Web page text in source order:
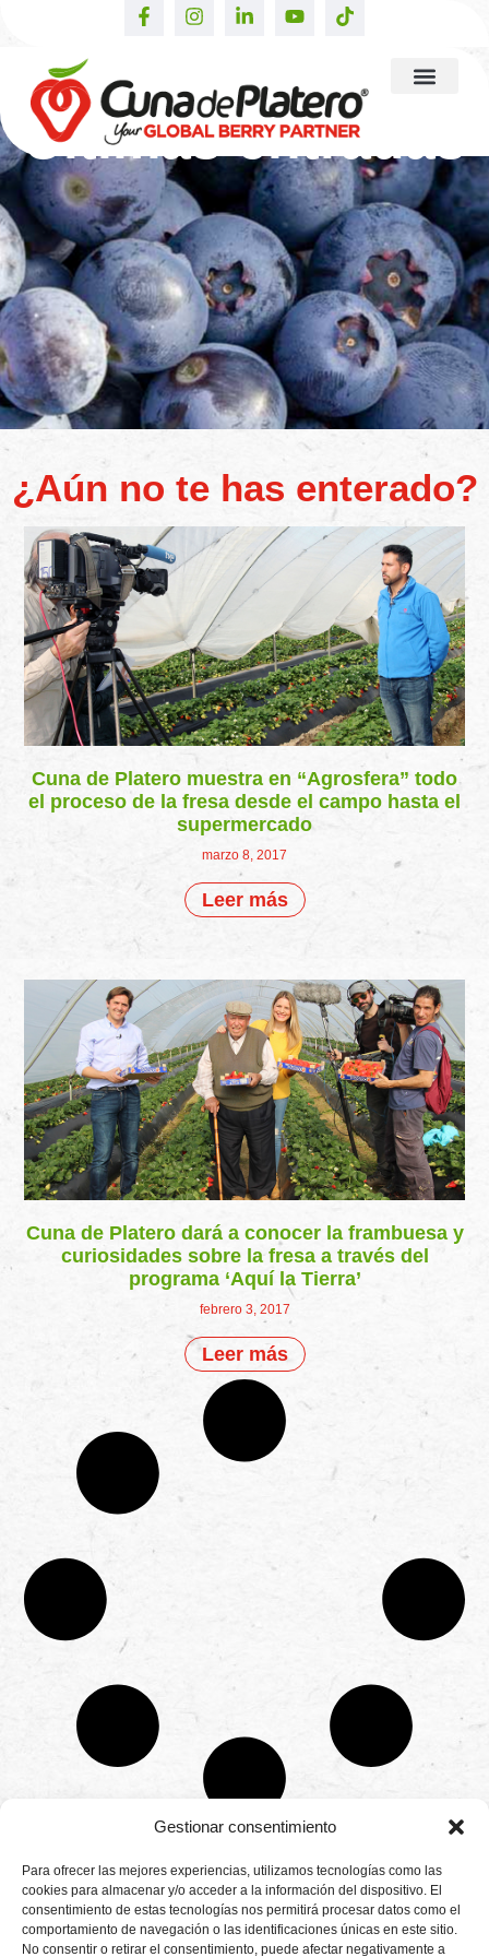
Gestionar consentimiento
Para ofrecer las mejores experiencias, utilizamos tecnologías como las
cookies para almacenar y/o acceder a la información del dispositivo. El
consentimiento de estas tecnologías nos permitirá procesar datos como el
comportamiento de navegación o las identificaciones únicas en este sitio.
No consentir o retirar el consentimiento, puede afectar negativamente a
Últimas entradas
¿Aún no te has enterado?
Cuna de Platero muestra en “Agrosfera” todo
el proceso de la fresa desde el campo hasta el
supermercado
marzo 8, 2017
Leer más
Cuna de Platero dará a conocer la frambuesa y
curiosidades sobre la fresa a través del
programa ‘Aquí la Tierra’
febrero 3, 2017
Leer más
Productores
de
fresas,
frambuesas,
CONTÁCTANOS
Camino de
Montemayor s/n
21800 Moguer.
Huelva ESPAÑA.
Aviso legal
Política de